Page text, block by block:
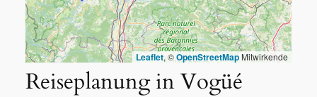
Leaflet, ©OpenStreetMapMitwirkende
Reiseplanung in Vogüé